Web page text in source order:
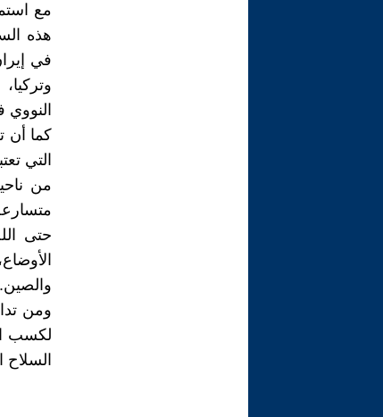
مع
هذه
في
كما أن
التي
من
حتى
والصين.
ومن
لكسب
السلاح